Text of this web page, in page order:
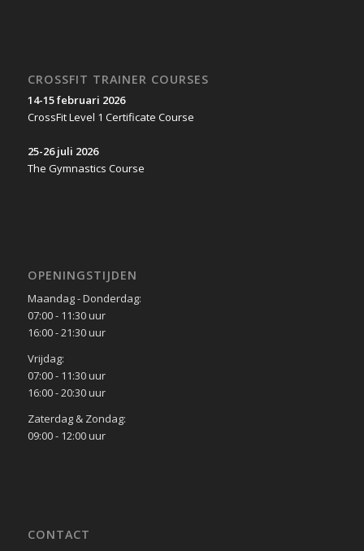
CROSSFIT TRAINER COURSES
14-15 februari 2026
CrossFit Level 1 Certificate Course
25-26 juli 2026
The Gymnastics Course
OPENINGSTIJDEN
Maandag - Donderdag:
07:00 - 11:30 uur
16:00 - 21:30 uur
Vrijdag:
07:00 - 11:30 uur
16:00 - 20:30 uur
Zaterdag & Zondag:
09:00 - 12:00 uur
CONTACT